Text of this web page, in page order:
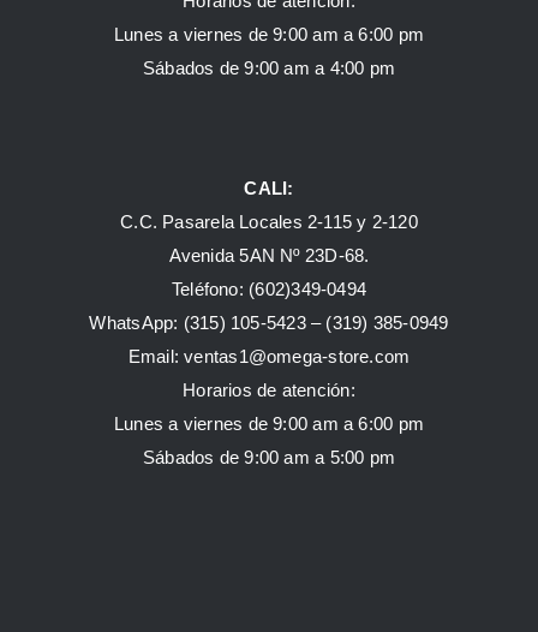
Lunes a viernes de 9:00 am a 6:00 pm
Sábados de 9:00 am a 4:00 pm
CALI:
C.C. Pasarela Locales 2-115 y 2-120
Avenida 5AN Nº 23D-68.
Teléfono: (602)349-0494
WhatsApp: (315) 105-5423 – (319) 385-0949
Email:ventas1@omega-store.com
Horarios de atención:
Lunes a viernes de 9:00 am a 6:00 pm
Sábados de 9:00 am a 5:00 pm